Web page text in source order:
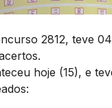
2812, teve
hoje (15), e